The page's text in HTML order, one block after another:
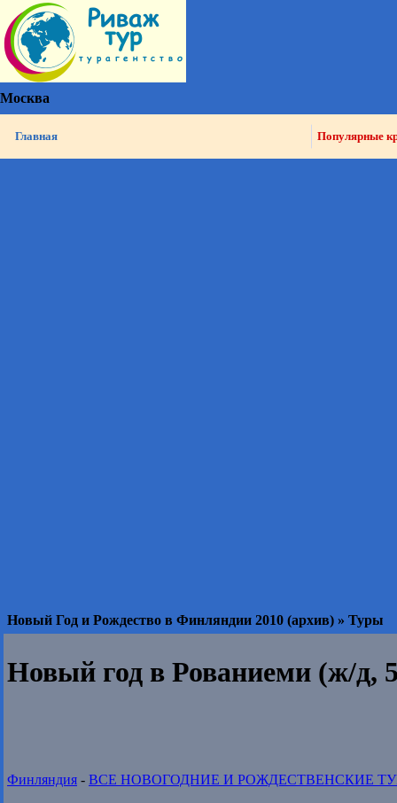
Москва
Главная Популярные
Новый Год и Рождество в Финляндии 2010 (архив) » Туры
Новый год в Рованиеми (ж/д,
Финляндия - ВСЕ НОВОГОДНИЕ И РОЖДЕСТВЕНСКИЕ